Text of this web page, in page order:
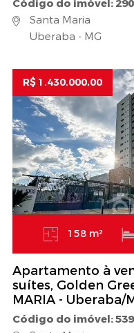
Código do imóvel:
Santa Maria
Uberaba - MG
R$ 1.430.000,00
158 m²
Apartamento à
suítes, Golden
MARIA - Uberaba/
Código do imóvel: